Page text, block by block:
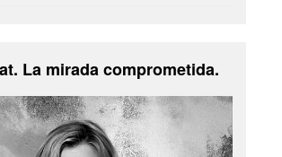
La mirada comprometida.